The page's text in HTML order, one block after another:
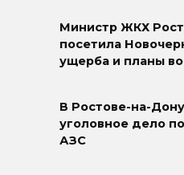
Министр ЖКХ
посетила
ущерба и планы
В Ростове-на-
уголовное дело
АЗС